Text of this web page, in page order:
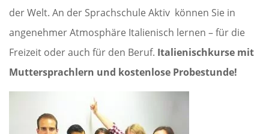
der Welt. An der Sprachschule Aktiv können Sie in
angenehmer Atmosphäre Italienisch lernen – für die
Freizeit oder auch für den Beruf. Italienischkurse mit
Muttersprachlern und kostenlose Probestunde!